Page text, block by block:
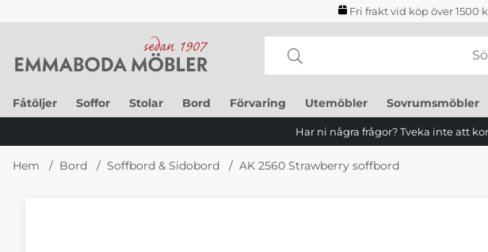
Fri frakt vid köp över 1500
Fåtöljer Soffor Stolar Bord Förvaring Utemöbler Sovrumsmöbler
Har ni några frågor? Tveka inte att
Hem Bord Soffbord & Sidobord AK 2560 Strawberry soffbord